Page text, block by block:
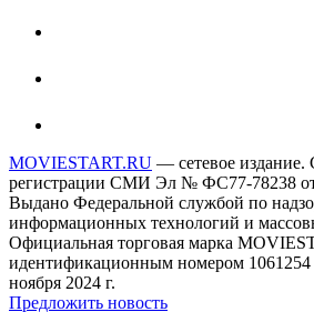
MOVIESTART.RU — сетевое издание.
регистрации СМИ Эл № ФС77-78238 от
Выдано Федеральной службой по
информационных технологий и
Официальная торговая марка
идентификационным номером 1061254
ноября 2024 г.
Предложить новость